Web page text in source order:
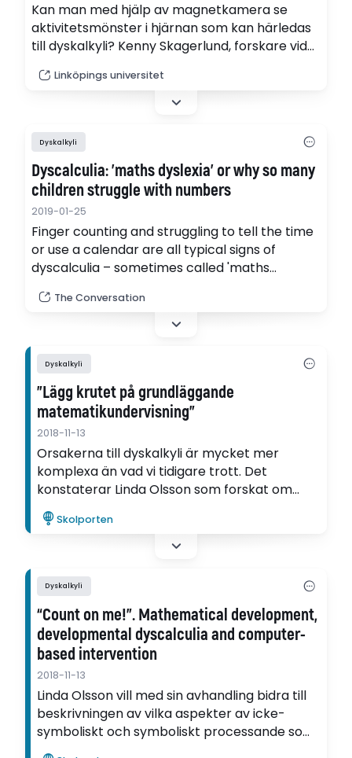
Kan man med hjälp av magnetkamera se
aktivitetsmönster i hjärnan som kan härledas
till dyskalkyli? Kenny Skagerlund, forskare vid
stipendium 2020 för att undersöka det.
Linköpings universitet
Dyskalkyli
Dyscalculia: 'maths dyslexia' or why so many
children struggle with numbers
2019-01-25
Finger counting and struggling to tell the time
or use a calendar are all typical signs of
dyscalculia – sometimes called 'maths
The Conversation
Dyskalkyli
”Lägg krutet på grundläggande
matematikundervisning”
2018-11-13
Orsakerna till dyskalkyli är mycket mer
komplexa än vad vi tidigare trott. Det
konstaterar Linda Olsson som forskat om
elevers matematiska utveckling.
Skolporten
Dyskalkyli
“Count on me!”. Mathematical development,
developmental dyscalculia and computer-
based intervention
2018-11-13
Linda Olsson vill med sin avhandling bidra till
beskrivningen av vilka aspekter av icke-
symboliskt och symboliskt processande som
bidrar till aritmetisk förmåga, samt att